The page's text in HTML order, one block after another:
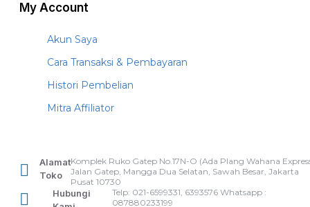
My Account
Akun Saya
Cara Transaksi & Pembayaran
Histori Pembelian
Mitra Affiliator
Alamat
Toko
Komplek Ruko Gatep No.17N-O (Ada Plang Wahana
Jalan Gatep, Mangga Dua Selatan, Sawah Besar, Jakarta
Pusat 10730
Hubungi
Telp: 021-6599331, 6393576 Whatsapp :
087880233199